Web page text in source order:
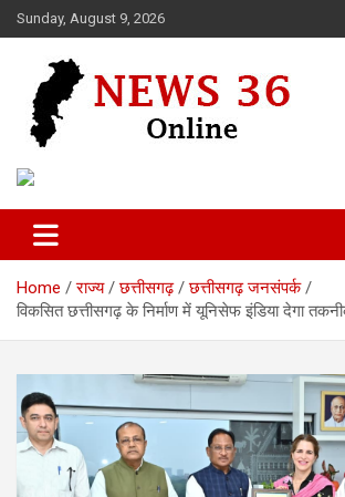
Skip
to
Sunday, August 9, 2026
News 36
Home राज्य छत्तीसगढ़
छत्तीसगढ़ जनसंपर्क
विकसित छत्तीसगढ़ के निर्माण में यूनिसेफ इंडिया देगा